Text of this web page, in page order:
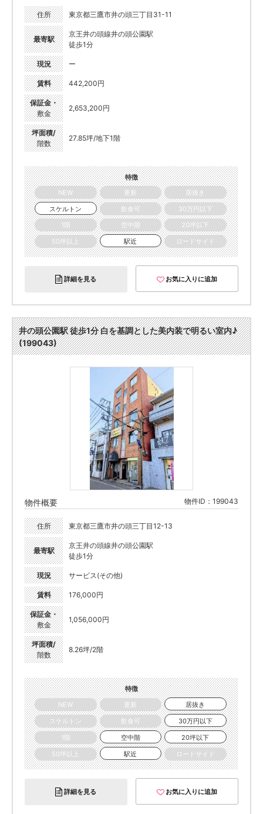
住所 東京都三鷹市井の頭三丁目31-11
最寄駅
京王井の頭線井の頭公園駅
徒歩1分
現況 ー
賃料 442,200円
保証金・
敷金
2,653,200円
坪面積/
階数
27.85坪/地下1階
特徴
NEW
更新
居抜き
スケルトン
飲食可
30万円以下
1階
空中階
20坪以下
50坪以上
駅近 ロードサイド
詳細を見る お気に入りに追加
井の頭公園駅 徒歩1分 白を基調とした美内装で明るい室内♪
(199043)
物件概要 物件ID：199043
住所 東京都三鷹市井の頭三丁目12-13
最寄駅
京王井の頭線井の頭公園駅
徒歩1分
現況 サービス(その他)
賃料 176,000円
保証金・
敷金
1,056,000円
坪面積/
階数
8.26坪/2階
特徴
NEW
更新
居抜き
スケルトン
飲食可
30万円以下
1階
空中階
20坪以下
50坪以上
駅近 ロードサイド
詳細を見る お気に入りに追加